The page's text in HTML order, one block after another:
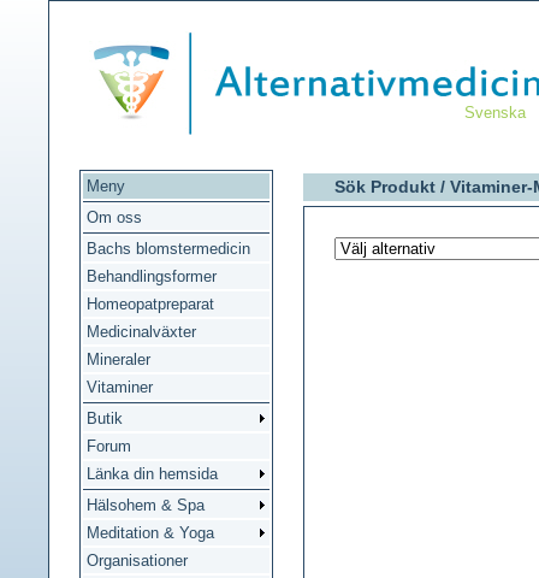
Svenska
Meny
Om oss
Bachs blomstermedicin
Behandlingsformer
Homeopatpreparat
Medicinalväxter
Mineraler
Vitaminer
Butik
Forum
Länka din hemsida
Hälsohem & Spa
Meditation & Yoga
Organisationer
Sök Produkt / Vitaminer-